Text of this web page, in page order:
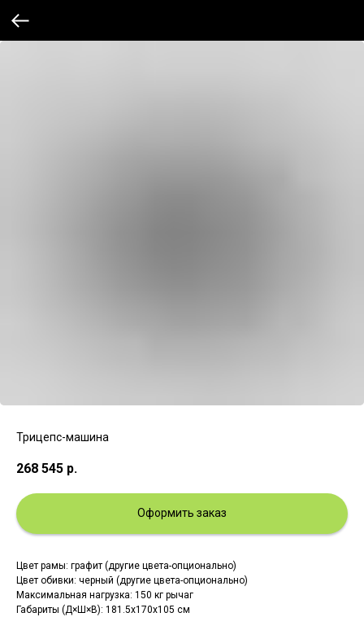
Трицепс-машина
268 545 р.
Оформить заказ
Цвет рамы: графит (другие цвета-опционально)
Цвет обивки: черный (другие цвета-опционально)
Максимальная нагрузка: 150 кг рычаг
Габариты (Д×Ш×В): 181.5x170x105 см